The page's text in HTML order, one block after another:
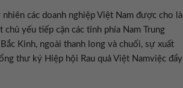
các doanh nghiệp Việt Nam được cho là
yếu tiếp cận các tỉnh phía Nam Trung
Kinh, ngoài thanh long và chuối, sự xuất
thư ký Hiệp hội Rau quả Việt Namviệc đẩy